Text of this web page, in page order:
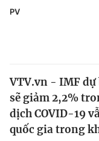
Thế giới
Tin tức
PV
VTV.vn - IMF
sẽ giảm 2,2%
dịch COVID-19
quốc gia trong